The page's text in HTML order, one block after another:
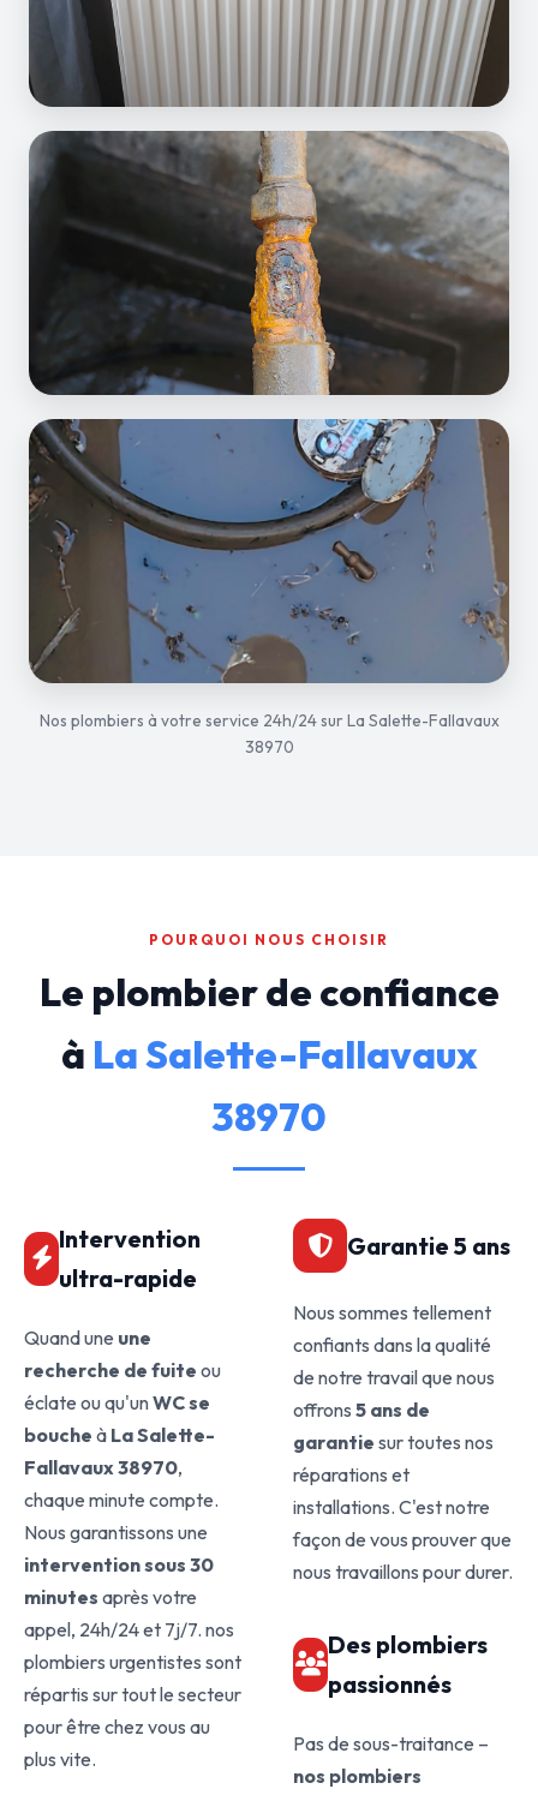
Nos plombiers à votre service 24h/24 sur La Salette-Fallavaux
38970
POURQUOI NOUS CHOISIR
Le plombier de confiance
à La Salette-Fallavaux
38970
Intervention
ultra-rapide
Quand une une
recherche de fuite ou
éclate ou qu'unWC se
bouche à La Salette-
Fallavaux 38970,
chaque minute compte.
Nous garantissons une
intervention sous 30
minutes après votre
appel, 24h/24 et 7j/7. nos
plombiers urgentistes sont
répartis sur tout le secteur
pour être chez vous au
plus vite.
Garantie 5 ans
Nous sommes tellement
confiants dans la qualité
de notre travail que nous
offrons 5 ans de
garantie sur toutes nos
réparations et
installations. C'est notre
façon de vous prouver que
nous travaillons pour durer.
Des plombiers
passionnés
Pas de sous-traitance –
nos plombiers